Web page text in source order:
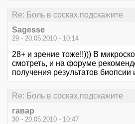
Re: Боль в сосках,подскажите
Sagesse
29 - 20.05.2010 - 10:14
28+ и зрение тоже!!))) В
смотреть, и на форуме
получения результатов биопсии
Re: Боль в сосках,подскажите
гавар
30 - 20.05.2010 - 10:47